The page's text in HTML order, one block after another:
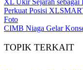
Perkuat Posisi
Foto
CIMB Niaga Gelar
TOPIK TERKAIT